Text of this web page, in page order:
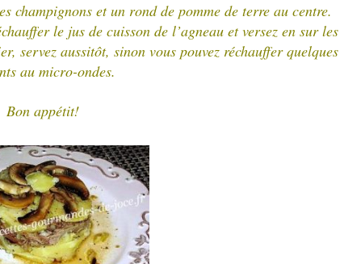
champignons et un rond de pomme de terre au centre.
le jus de cuisson de l’agneau et versez en sur les
servez aussitôt, sinon vous pouvez réchauffer quelques
au micro-ondes.
Bon appétit!